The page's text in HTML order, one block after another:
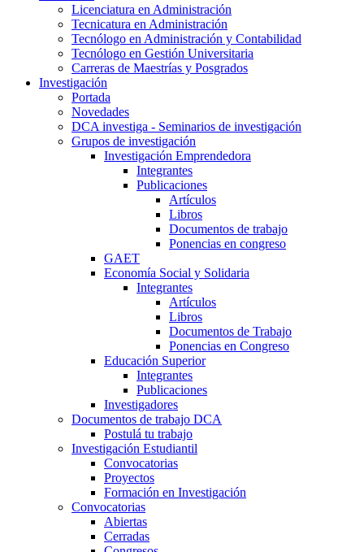
Licenciatura en Administración
Tecnicatura en Administración
Tecnólogo en Administración y Contabilidad
Tecnólogo en Gestión Universitaria
Carreras de Maestrías y Posgrados
Investigación
Portada
Novedades
DCA investiga - Seminarios de investigación
Grupos de investigación
Investigación Emprendedora
Integrantes
Publicaciones
Artículos
Libros
Documentos de trabajo
Ponencias en congreso
GAET
Economía Social y Solidaria
Integrantes
Artículos
Libros
Documentos de Trabajo
Ponencias en Congreso
Educación Superior
Integrantes
Publicaciones
Investigadores
Documentos de trabajo DCA
Postulá tu trabajo
Investigación Estudiantil
Convocatorias
Proyectos
Formación en Investigación
Convocatorias
Abiertas
Cerradas